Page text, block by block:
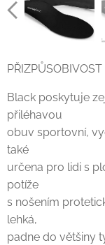
PŘIZPŮSOBIVOST
Black poskytuje
přiléhavou
obuv sportovní,
také
určena pro lidi s
potíže
s nošením
lehká,
padne do většiny